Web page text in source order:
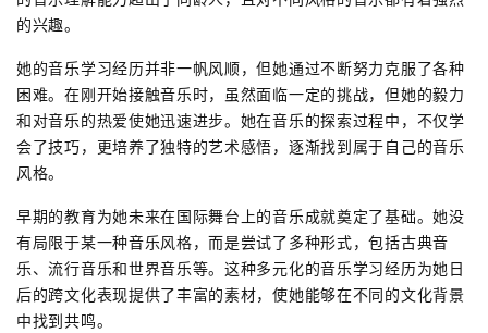
的兴趣。
她的音乐学习经历并非一帆风顺，但她通过不断努力克服了各种
困难。在刚开始接触音乐时，虽然面临一定的挑战，但她的毅力
和对音乐的热爱使她迅速进步。她在音乐的探索过程中，不仅学
会了技巧，更培养了独特的艺术感悟，逐渐找到属于自己的音乐
风格。
早期的教育为她未来在国际舞台上的音乐成就奠定了基础。她没
有局限于某一种音乐风格，而是尝试了多种形式，包括古典音
乐、流行音乐和世界音乐等。这种多元化的音乐学习经历为她日
后的跨文化表现提供了丰富的素材，使她能够在不同的文化背景
中找到共鸣。